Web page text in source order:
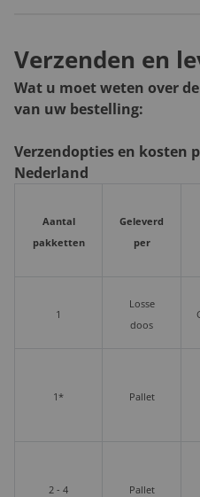
Verzenden en
Wat u moet weten over
van uw bestelling:
Verzendopties en kosten
Nederland
Aantal
pakketten
Geleverd
per
1
Losse
doos
1* Pallet
2 - 4 Pallet